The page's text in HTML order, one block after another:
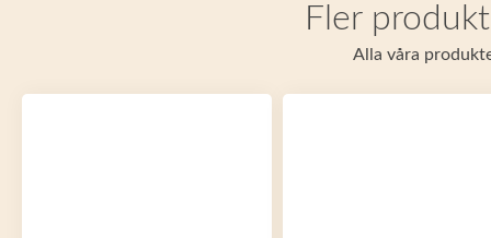
Fler
Alla våra